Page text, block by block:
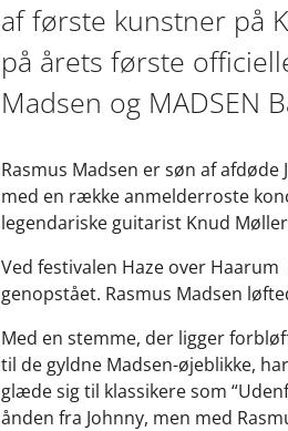
af første kunstner på
på årets første
Madsen og MADSEN
Rasmus Madsen er søn af
med en række anmelderroste
legendariske guitarist Knud
Ved festivalen Haze over
genopstået. Rasmus Madsen
Med en stemme, der ligger
til de gyldne Madsen-øjeblikke,
glæde sig til klassikere som
ånden fra Johnny, men med